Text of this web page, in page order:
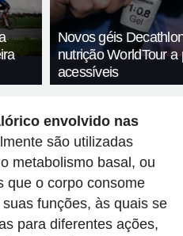
Novos géis
nutrição WorldTour a
acessíveis
envolvido nas
são utilizadas
metabolismo basal, ou
que o corpo consome
funções, às quais se
para diferentes ações,